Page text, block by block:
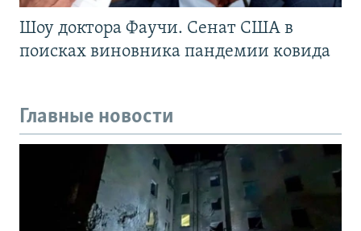
Шоу доктора Фаучи. Сенат США в
поисках виновника пандемии ковида
Главные новости